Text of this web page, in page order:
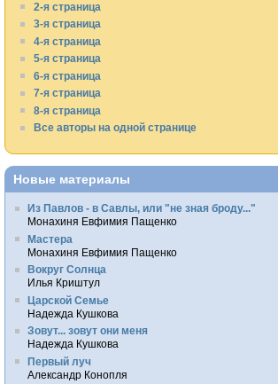
2-я страница
3-я страница
4-я страница
5-я страница
6-я страница
7-я страница
8-я страница
Все авторы на одной странице
Новые материалы
Из Павлов - в Савлы, или "не зная броду..."
Монахиня Евфимия Пащенко
Мастера
Монахиня Евфимия Пащенко
Вокруг Солнца
Илья Криштул
Царской Семье
Надежда Кушкова
Зовут... зовут они меня
Надежда Кушкова
Первый луч
Александр Конопля